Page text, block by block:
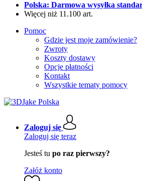
Polska: Darmowa wysyłka
Więcej niż 11.100 art.
Pomoc
Gdzie jest moje zamówienie?
Zwroty
Koszty dostawy
Opcje płatności
Kontakt
Wszystkie tematy pomocy
Zaloguj się
Zaloguj się teraz
Jesteś tu po raz pierwszy?
Załóż konto